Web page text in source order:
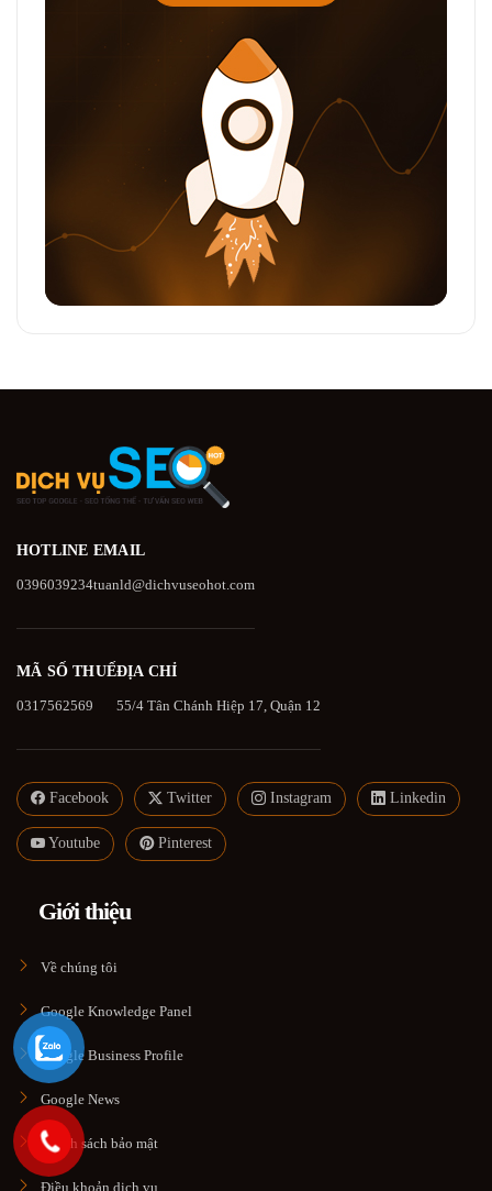
HOTLINE
0396039234
EMAIL
tuanld@dichvuseohot.com
MÃ SỐ THUẾ
0317562569
ĐỊA CHỈ
55/4 Tân Chánh Hiệp 17, Quận 12
Facebook Twitter Instagram Linkedin
Youtube Pinterest
Giới thiệu
Về chúng tôi
Google Knowledge Panel
Google Business Profile
Google News
Chính sách bảo mật
Điều khoản dịch vụ